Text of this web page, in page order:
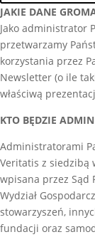
JAKIE DANE
Jako administrator
przetwarzamy
korzystania przez
Newsletter (o ile
właściwą
KTO BĘDZIE
Administratorami
Veritatis z siedzibą
wpisana przez Sąd
Wydział
stowarzyszeń,
fundacji oraz